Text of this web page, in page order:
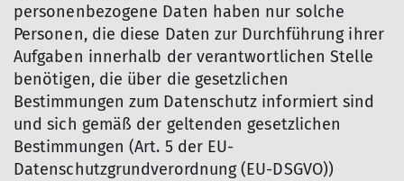
personenbezogene Daten haben nur solche
Personen, die diese Daten zur Durchführung ihrer
Aufgaben innerhalb der verantwortlichen Stelle
benötigen, die über die gesetzlichen
Bestimmungen zum Datenschutz informiert sind
und sich gemäß der geltenden gesetzlichen
Bestimmungen (Art. 5 der EU-
Datenschutzgrundverordnung (EU-DSGVO))